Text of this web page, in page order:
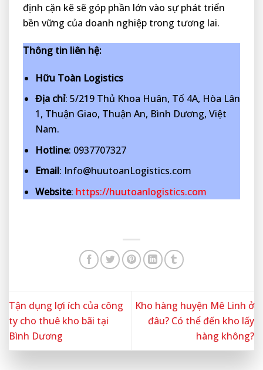
định cặn kẽ sẽ góp phần lớn vào sự phát triển
bền vững của doanh nghiệp trong tương lai.
Thông tin liên hệ:
Hữu Toàn Logistics
Địa chỉ: 5/219 Thủ Khoa Huân, Tổ 4A, Hòa Lân
1, Thuận Giao, Thuận An, Bình Dương, Việt
Nam.
Hotline: 0937707327
Email: Info@huutoanLogistics.com
Website: https://huutoanlogistics.com
Tận dụng lợi ích của công
ty cho thuê kho bãi tại
Bình Dương
Kho hàng huyện Mê Linh ở
đâu? Có thể đến kho lấy
hàng không?